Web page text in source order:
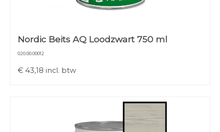
Nordic Beits AQ Loodzwart 750 ml
020.00.00012
€ 43,18 incl. btw